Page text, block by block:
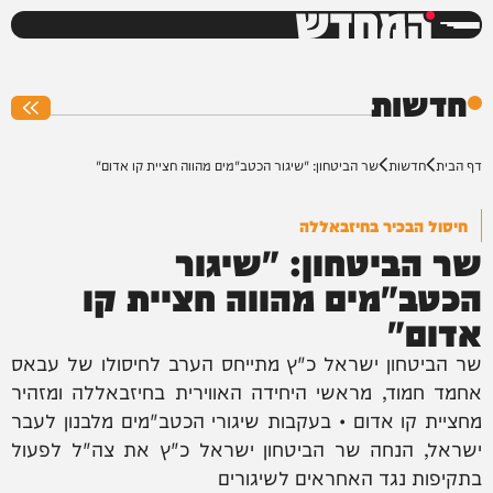
המחדש
חדשות
דף הבית חדשות שר הביטחון: "שיגור הכטב"מים מהווה חציית קו אדום"
חיסול הבכיר בחיזבאללה
שר הביטחון: "שיגור
הכטב"מים מהווה חציית קו
אדום"
שר הביטחון ישראל כ"ץ מתייחס הערב לחיסולו של עבאס
אחמד חמוד, מראשי היחידה האווירית בחיזבאללה ומזהיר
מחציית קו אדום • בעקבות שיגורי הכטב"מים מלבנון לעבר
ישראל, הנחה שר הביטחון ישראל כ"ץ את צה"ל לפעול
בתקיפות נגד האחראים לשיגורים